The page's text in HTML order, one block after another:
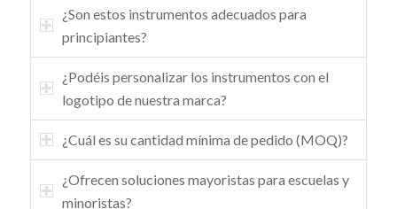
¿Son estos instrumentos adecuados para
principiantes?
¿Podéis personalizar los instrumentos con el
logotipo de nuestra marca?
¿Cuál es su cantidad mínima de pedido (MOQ)?
¿Ofrecen soluciones mayoristas para escuelas y
minoristas?